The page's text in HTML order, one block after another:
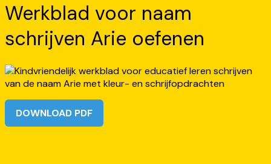
Werkblad voor naam
schrijven Arie oefenen
DOWNLOAD PDF